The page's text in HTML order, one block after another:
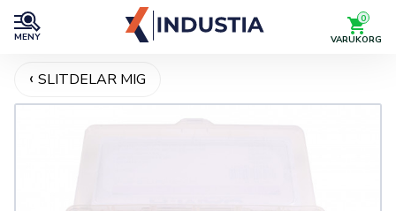
MENY
0
VARUKORG
SLITDELAR MIG